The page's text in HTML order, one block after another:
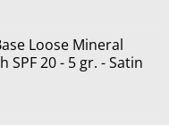
Loose Mineral
SPF 20 - 5 gr. - Satin